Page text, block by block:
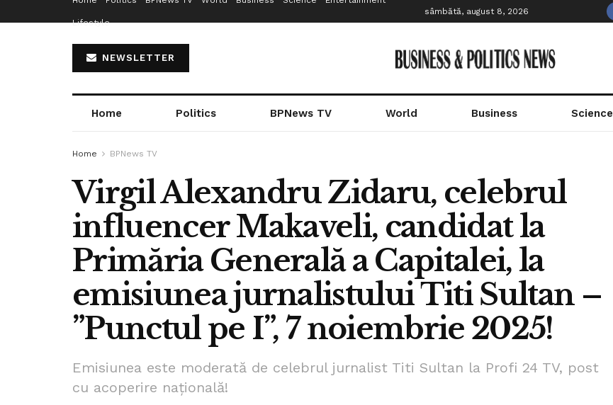
Lifestyle
sâmbătă, august 8, 2026
NEWSLETTER
Home Politics BPNews TV World Business Science
Home BPNews TV
Virgil Alexandru Zidaru, celebrul
influencer Makaveli, candidat la
Primăria Generală a Capitalei, la
emisiunea jurnalistului Titi Sultan –
”Punctul pe I”, 7 noiembrie 2025!
Emisiunea este moderată de celebrul jurnalist Titi Sultan la Profi 24 TV, post
cu acoperire națională!